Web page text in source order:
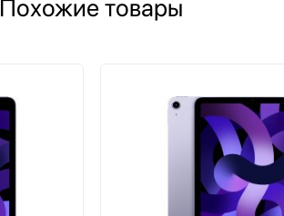
Похожие товары